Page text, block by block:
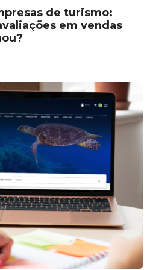
de turismo:
em vendas